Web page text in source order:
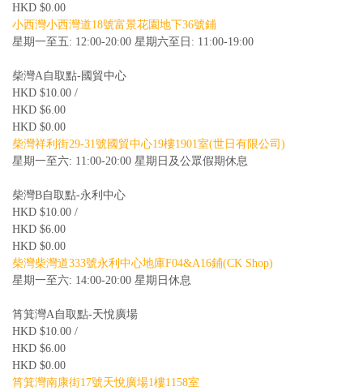
HKD $0.00
小西灣小西灣道18號富景花園地下36號鋪
星期一至五: 12:00-20:00 星期六至日: 11:00-19:00
柴灣A自取點-國貿中心
HKD $10.00 /
HKD $6.00
HKD $0.00
柴灣祥利街29-31號國貿中心19樓1901室(世日有限公司)
星期一至六: 11:00-20:00 星期日及公眾假期休息
柴灣B自取點-永利中心
HKD $10.00 /
HKD $6.00
HKD $0.00
柴灣柴灣道333號永利中心地庫F04&A16鋪(CK Shop)
星期一至六: 14:00-20:00 星期日休息
筲箕灣A自取點-天悅廣場
HKD $10.00 /
HKD $6.00
HKD $0.00
筲箕灣南康街17號天悅廣場1樓1158室